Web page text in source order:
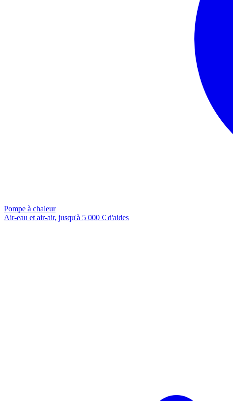
Pompe à chaleur
Air-eau et air-air, jusqu'à 5 000 € d'aides